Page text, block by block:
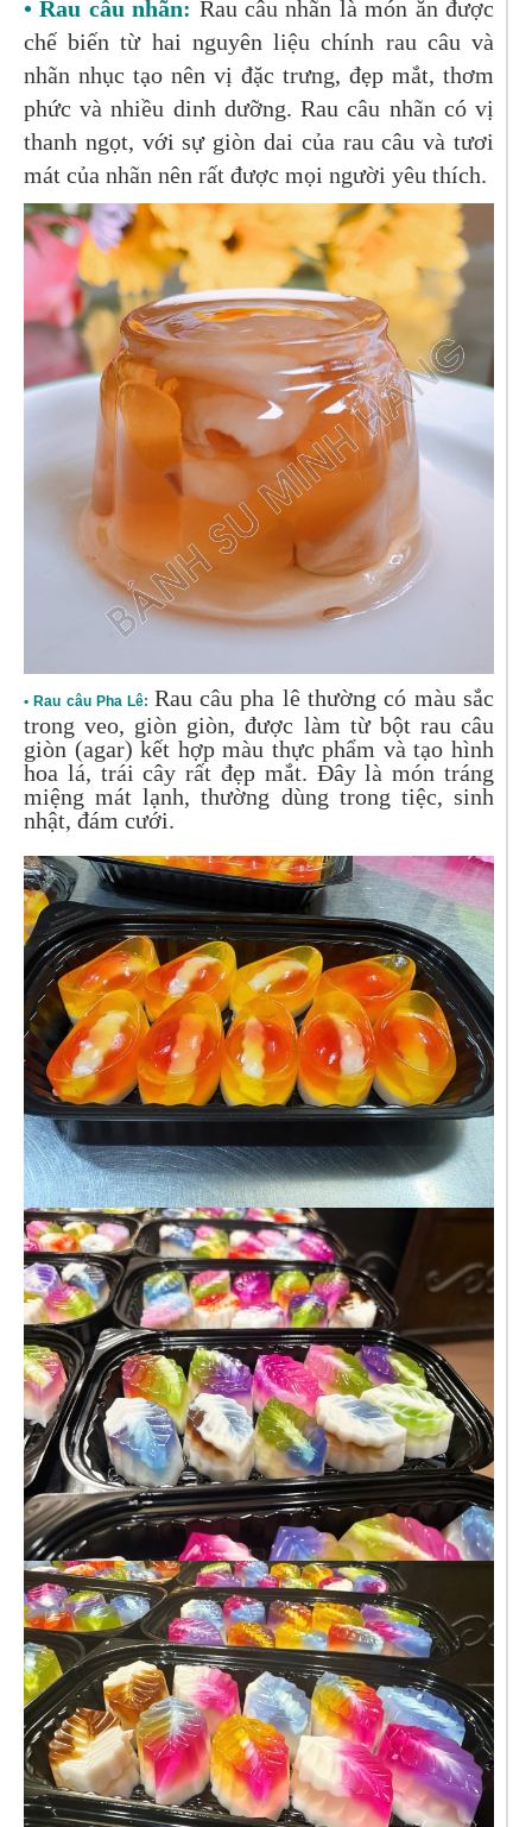
• Rau câu nhãn: Rau câu nhãn là món ăn được
chế biến từ hai nguyên liệu chính rau câu và
nhãn nhục tạo nên vị đặc trưng, đẹp mắt, thơm
phức và nhiều dinh dưỡng. Rau câu nhãn có vị
thanh ngọt, với sự giòn dai của rau câu và tươi
mát của nhãn nên rất được mọi người yêu thích.
• Rau câu Pha Lê: Rau câu pha lê thường có màu sắc
trong veo, giòn giòn, được làm từ bột rau câu
giòn (agar) kết hợp màu thực phẩm và tạo hình
hoa lá, trái cây rất đẹp mắt. Đây là món tráng
miệng mát lạnh, thường dùng trong tiệc, sinh
nhật, đám cưới.